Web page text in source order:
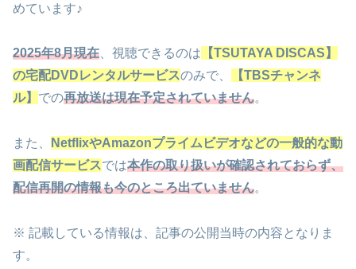
めています♪
2025年8月現在 、視聴できるのは 【TSUTAYA DISCAS】
の宅配DVDレンタルサービスのみで、
【TBSチャンネ
ル】 での再放送は現在予定されていません。
また、
NetflixやAmazonプライムビデオなどの一般的な動
画配信サービスでは本作の取り扱いが確認されておらず、
配信再開の情報も今のところ出ていません。
※ 記載している情報は、記事の公開当時の内容となりま
す。